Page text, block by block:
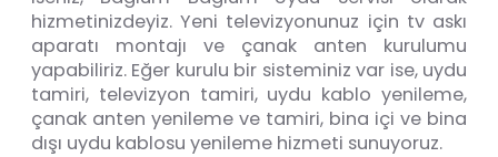
hizmetinizdeyiz. Yeni televizyonunuz için tv askı
aparatı montajı ve çanak anten kurulumu
yapabiliriz. Eğer kurulu bir sisteminiz var ise, uydu
tamiri, televizyon tamiri, uydu kablo yenileme,
çanak anten yenileme ve tamiri, bina içi ve bina
dışı uydu kablosu yenileme hizmeti sunuyoruz.